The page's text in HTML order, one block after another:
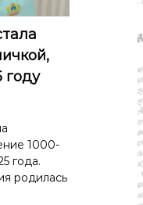
году
1000-
года.
родилась